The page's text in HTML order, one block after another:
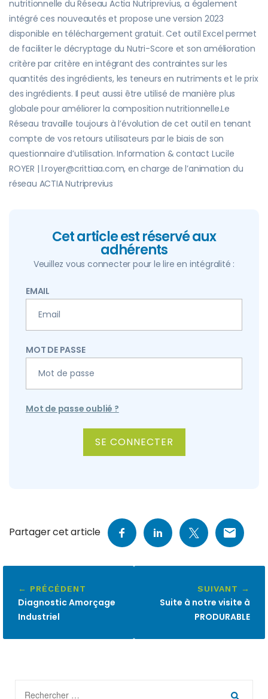
nutritionnelle du Réseau Actia Nutriprevius, a également
intégré ces nouveautés et propose une version 2023
disponible en téléchargement gratuit. Cet outil Excel permet
de faciliter le décryptage du Nutri-Score et son amélioration
critère par critère en intégrant des contraintes sur les
quantités des ingrédients, les teneurs en nutriments et le prix
des ingrédients. Il peut aussi être utilisé de manière plus
globale pour améliorer la composition nutritionnelle.Le
Réseau travaille toujours à l’évolution de cet outil en tenant
compte de vos retours utilisateurs par le biais de son
questionnaire d’utilisation. Information & contact Lucile
ROYER | l.royer@crittiaa.com, en charge de l’animation du
réseau ACTIA Nutriprevius
Cet article est réservé aux
adhérents
Veuillez vous connecter pour le lire en intégralité :
EMAIL
MOT DE PASSE
Mot de passe oublié ?
Partager cet article
← PRÉCÉDENT
Diagnostic Amorçage
Industriel
SUIVANT →
Suite à notre visite à
PRODURABLE